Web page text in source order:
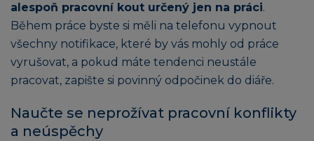
alespoň pracovní kout určený jen na práci.
Během práce byste si měli na telefonu vypnout
všechny notifikace, které by vás mohly od práce
vyrušovat, a pokud máte tendenci neustále
pracovat, zapište si povinný odpočinek do diáře.
Naučte se neprožívat pracovní konflikty
a neúspěchy